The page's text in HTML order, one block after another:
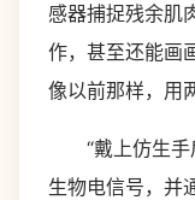
感器捕捉残余肌
作，甚至还能画
像以前那样，用
“戴上仿生手
生物电信号，并